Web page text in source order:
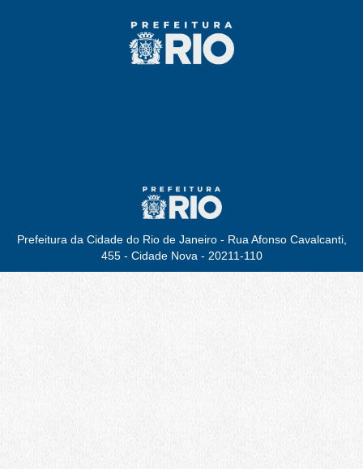
Prefeitura da Cidade do Rio de Janeiro - Rua Afonso Cavalcanti,
455 - Cidade Nova - 20211-110